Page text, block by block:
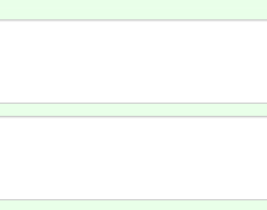
教案入校路
教育專業人